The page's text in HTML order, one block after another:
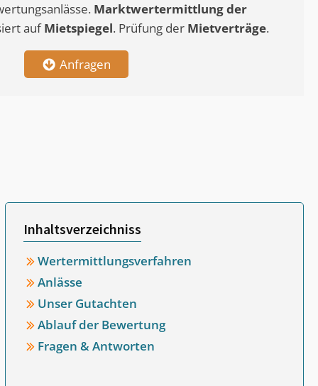
Marktwertermittlungder
aufMietspiegel. Prüfung der Mietverträge.
Anfragen
Inhaltsverzeichniss
Wertermittlungsverfahren
Anlässe
Unser Gutachten
Ablauf der Bewertung
Fragen & Antworten